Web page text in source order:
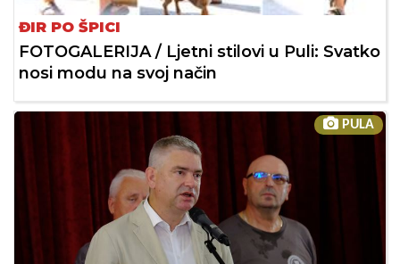
ĐIR PO ŠPICI
FOTOGALERIJA / Ljetni stilovi u Puli: Svatko
nosi modu na svoj način
PULA